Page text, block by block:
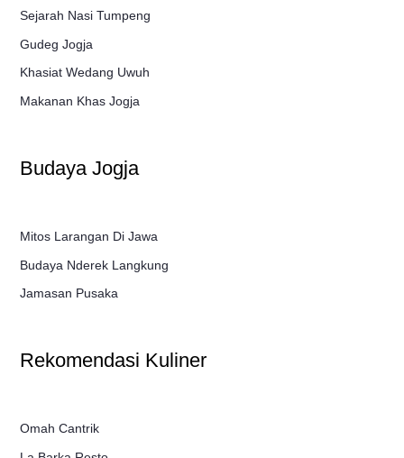
Sejarah Nasi Tumpeng
Gudeg Jogja
Khasiat Wedang Uwuh
Makanan Khas Jogja
Budaya Jogja
Mitos Larangan Di Jawa
Budaya Nderek Langkung
Jamasan Pusaka
Rekomendasi Kuliner
Omah Cantrik